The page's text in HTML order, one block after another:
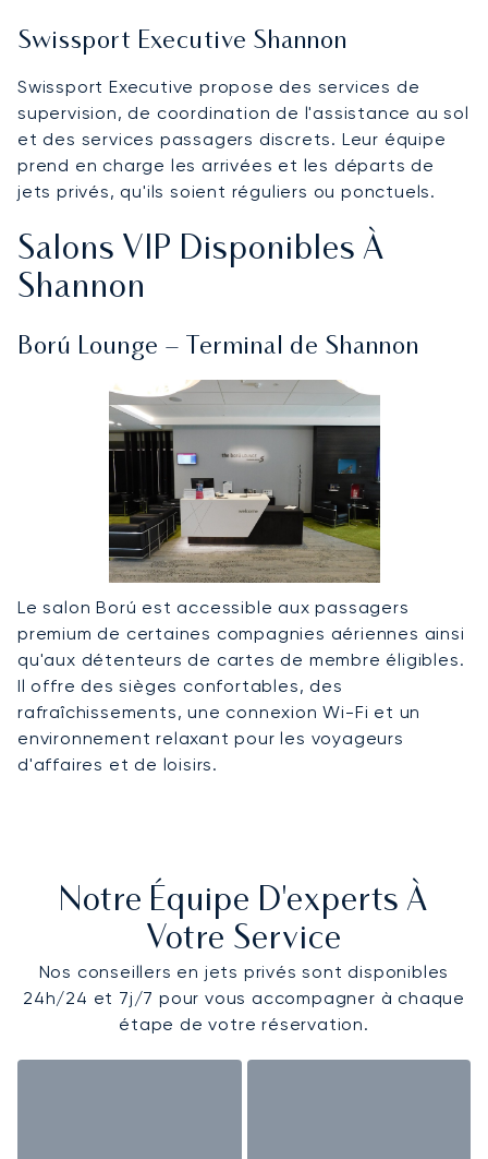
Swissport Executive Shannon
Swissport Executive propose des services de
supervision, de coordination de l'assistance au sol
et des services passagers discrets. Leur équipe
prend en charge les arrivées et les départs de
jets privés, qu'ils soient réguliers ou ponctuels.
Salons VIP Disponibles À
Shannon
Ború Lounge – Terminal de Shannon
Le salon Ború est accessible aux passagers
premium de certaines compagnies aériennes ainsi
qu'aux détenteurs de cartes de membre éligibles.
Il offre des sièges confortables, des
rafraîchissements, une connexion Wi-Fi et un
environnement relaxant pour les voyageurs
d'affaires et de loisirs.
Notre Équipe D'experts À
Votre Service
Nos conseillers en jets privés sont disponibles
24h/24 et 7j/7 pour vous accompagner à chaque
étape de votre réservation.